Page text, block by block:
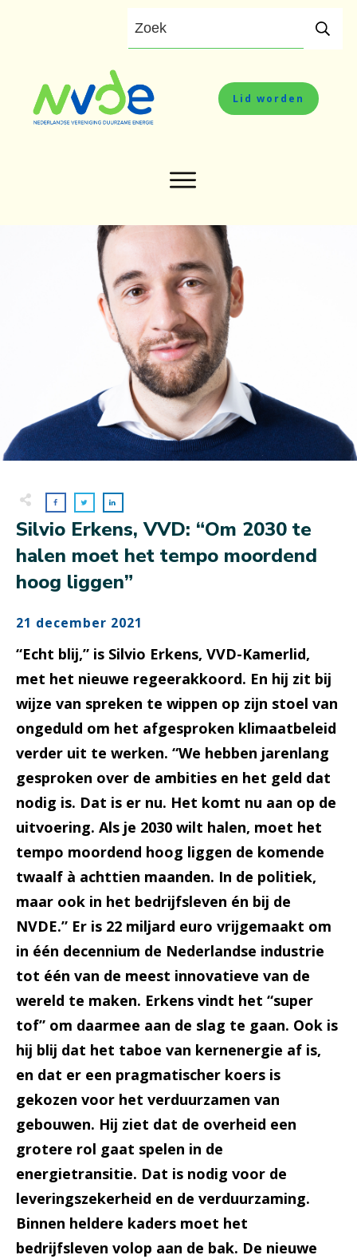
Lid worden
Silvio Erkens, VVD: “Om 2030 te
halen moet het tempo moordend
hoog liggen”
21 december 2021
“Echt blij,” is Silvio Erkens, VVD-Kamerlid,
met het nieuwe regeerakkoord. En hij zit bij
wijze van spreken te wippen op zijn stoel van
ongeduld om het afgesproken klimaatbeleid
verder uit te werken. “We hebben jarenlang
gesproken over de ambities en het geld dat
nodig is. Dat is er nu. Het komt nu aan op de
uitvoering. Als je 2030 wilt halen, moet het
tempo moordend hoog liggen de komende
twaalf à achttien maanden. In de politiek,
maar ook in het bedrijfsleven én bij de
NVDE.” Er is 22 miljard euro vrijgemaakt om
in één decennium de Nederlandse industrie
tot één van de meest innovatieve van de
wereld te maken. Erkens vindt het “super
tof” om daarmee aan de slag te gaan. Ook is
hij blij dat het taboe van kernenergie af is,
en dat er een pragmatischer koers is
gekozen voor het verduurzamen van
gebouwen. Hij ziet dat de overheid een
grotere rol gaat spelen in de
energietransitie. Dat is nodig voor de
leveringszekerheid en de verduurzaming.
Binnen heldere kaders moet het
bedrijfsleven volop aan de bak. De nieuwe